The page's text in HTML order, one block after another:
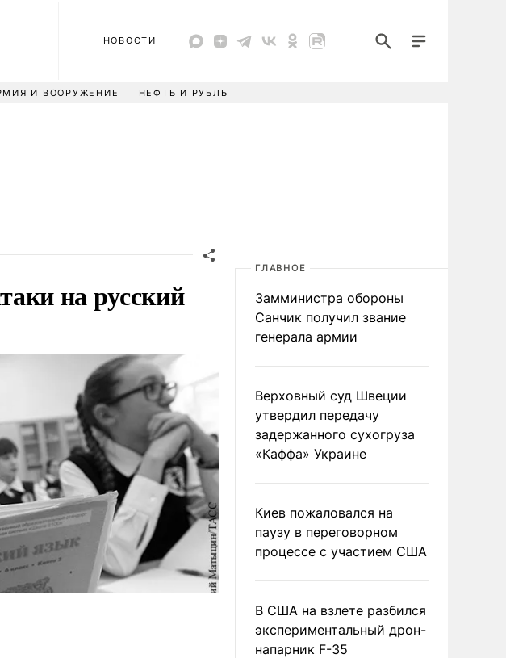
НОВОСТИ
И ВООРУЖЕНИЕ НЕФТЬ И РУБЛЬ
на русский
ГЛАВНОЕ
Замминистра обороны
Санчик получил звание
генерала армии
Верховный суд Швеции
утвердил передачу
задержанного сухогруза
«Каффа» Украине
Киев пожаловался на
паузу в переговорном
процессе с участием США
В США на взлете разбился
экспериментальный дрон-
напарник F-35